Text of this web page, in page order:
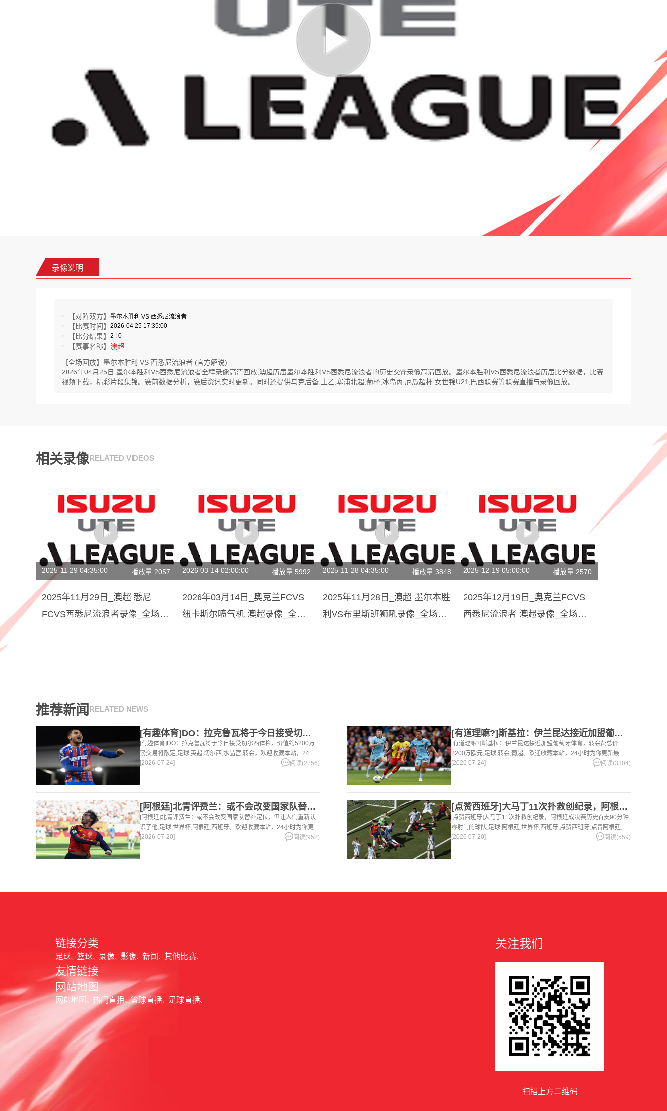
录像说明
【对阵双方】 墨尔本胜利 VS 西悉尼流浪者
【比赛时间】 2026-04-25 17:35:00
【比分结果】 2 : 0
【赛事名称】 澳超
【全场回放】墨尔本胜利 VS 西悉尼流浪者 (官方解说)
2026年04月25日 墨尔本胜利VS西悉尼流浪者全程录像高清回放,澳超历届墨尔本胜利VS西悉尼流浪者的历史交锋录像高清回放。墨尔本胜利VS西悉尼流浪者历届比分数据，比赛
视频下载，精彩片段集锦。赛前数据分析，赛后资讯实时更新。同时还提供乌克后备,土乙,塞浦北超,葡杯,冰岛丙,厄瓜超杯,女世锦U21,巴西联赛等联赛直播与录像回放。
相关录像RELATED VIDEOS
2025-11-29 04:35:00 播放量:2057
2025年11月29日_澳超 悉尼
FCVS西悉尼流浪者录像_全场录
2026-03-14 02:00:00 播放量:5992
2026年03月14日_奥克兰FCVS
纽卡斯尔喷气机 澳超录像_全场
2025-11-28 04:35:00 播放量:3848
2025年11月28日_澳超 墨尔本胜
利VS布里斯班狮吼录像_全场录
2025-12-19 05:00:00 播放量:2570
2025年12月19日_奥克兰FCVS
西悉尼流浪者 澳超录像_全场录
推荐新闻 RELATED NEWS
[有趣体育]DO：拉克鲁瓦将于今日接受切尔西体检，价值约52
[有趣体育]DO：拉克鲁瓦将于今日接受切尔西体检，价值约5200万
镑交易将敲定,足球,英超,切尔西,水晶宫,转会。欢迎收藏本站，24小
时为你更新最新的足球，篮球体育资讯。
[2026-07-24] 阅读(2756)
[有道理嘛?]斯基拉：伊兰昆达接近加盟葡萄牙体育，转会费总价
[有道理嘛?]斯基拉：伊兰昆达接近加盟葡萄牙体育，转会费总价
2200万欧元,足球,转会,葡超。欢迎收藏本站，24小时为你更新最新
的足球，篮球体育资讯。
[2026-07-24] 阅读(3304)
[阿根廷]北青评费兰：或不会改变国家队替补定位，但让人们重新
[阿根廷]北青评费兰：或不会改变国家队替补定位，但让人们重新认
识了他,足球,世界杯,阿根廷,西班牙。欢迎收藏本站，24小时为你更新
最新的足球，篮球体育资讯。
[2026-07-20] 阅读(952)
[点赞西班牙]大马丁11次扑救创纪录，阿根廷成决赛历史首支9
[点赞西班牙]大马丁11次扑救创纪录，阿根廷成决赛历史首支90分钟
零射门的球队,足球,阿根廷,世界杯,西班牙,点赞西班牙,点赞阿根廷,西
甲,英超,阿斯顿维拉。欢迎收藏本站，24小时为你更新最新的足球，
[2026-07-20] 阅读(559)
链接分类
足球 篮球 录像 影像 新闻 其他比赛
友情链接
网站地图
网站地图 热门直播 篮球直播 足球直播
关注我们
扫描上方二维码